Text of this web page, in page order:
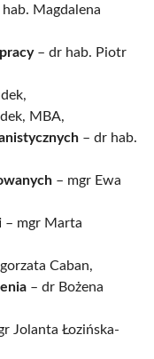
Magdalena
– dr hab. Piotr
MBA,
– dr hab.
– mgr Ewa
– mgr Marta
Caban,
– dr Bożena
Jolanta Łozińska-